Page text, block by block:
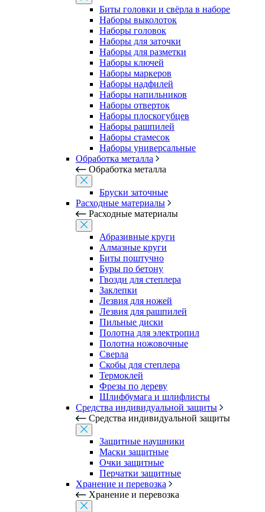
Биты головки и свёрла в наборе
Наборы выколоток
Наборы головок
Наборы для заточки
Наборы для разметки
Наборы ключей
Наборы маркеров
Наборы надфилей
Наборы напильников
Наборы отверток
Наборы плоскогубцев
Наборы рашпилей
Наборы стамесок
Наборы универсальные
Обработка металла
Обработка металла
Бруски заточные
Расходные материалы
Расходные материалы
Абразивные круги
Алмазные круги
Биты поштучно
Буры по бетону
Гвозди для степлера
Заклепки
Лезвия для ножей
Лезвия для рашпилей
Пильные диски
Полотна для электропил
Полотна ножовочные
Сверла
Скобы для степлера
Термоклей
Фрезы по дереву
Шлифбумага и шлифлисты
Средства индивидуальной защиты
Средства индивидуальной защиты
Защитные наушники
Маски защитные
Очки защитные
Перчатки защитные
Хранение и перевозка
Хранение и перевозка